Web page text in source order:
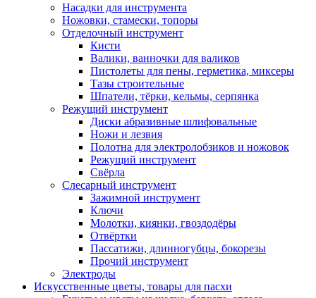
Насадки для инструмента
Ножовки, стамески, топоры
Отделочный инструмент
Кисти
Валики, ванночки для валиков
Пистолеты для пены, герметика, миксеры
Тазы строительные
Шпатели, тёрки, кельмы, серпянка
Режущий инструмент
Диски абразивные шлифовальные
Ножи и лезвия
Полотна для электролобзиков и ножовок
Режущий инструмент
Свёрла
Слесарный инструмент
Зажимной инструмент
Ключи
Молотки, киянки, гвоздодёры
Отвёртки
Пассатижи, длинногубцы, бокорезы
Прочий инструмент
Электроды
Искусственные цветы, товары для пасхи